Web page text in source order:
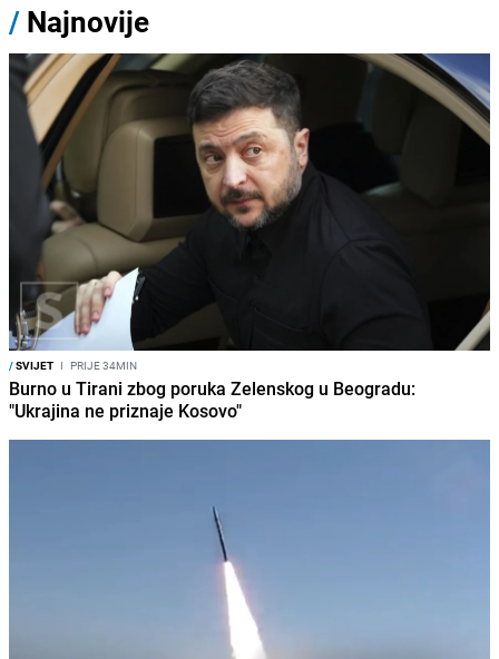
/ Najnovije
/SVIJET I PRIJE 34MIN
Burno u Tirani zbog poruka Zelenskog u Beogradu:
"Ukrajina ne priznaje Kosovo"